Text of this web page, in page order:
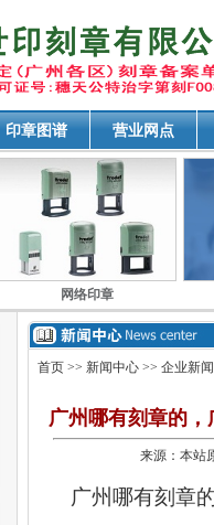
各
印章图谱 营业网点
网络印章
首页 >> 新闻中心 >> 企业新
广州哪有刻章的
来源：本站
广州哪有刻章